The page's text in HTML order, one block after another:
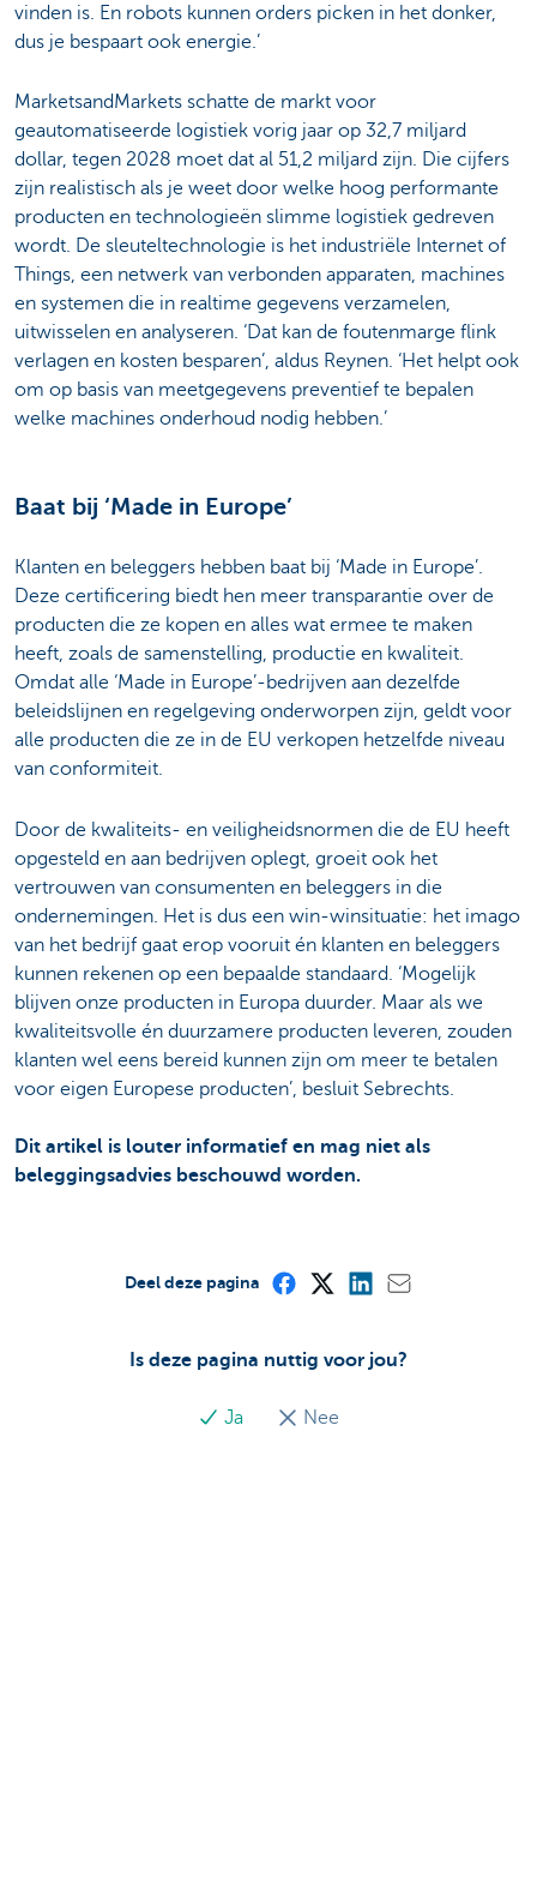
vinden is. En robots kunnen orders picken in het donker,
dus je bespaart ook energie.’
MarketsandMarkets schatte de markt voor
geautomatiseerde logistiek vorig jaar op 32,7 miljard
dollar, tegen 2028 moet dat al 51,2 miljard zijn. Die cijfers
zijn realistisch als je weet door welke hoog performante
producten en technologieën slimme logistiek gedreven
wordt. De sleuteltechnologie is het industriële Internet of
Things, een netwerk van verbonden apparaten, machines
en systemen die in realtime gegevens verzamelen,
uitwisselen en analyseren. ‘Dat kan de foutenmarge flink
verlagen en kosten besparen’, aldus Reynen. ‘Het helpt ook
om op basis van meetgegevens preventief te bepalen
welke machines onderhoud nodig hebben.’
Baat bij ‘Made in Europe’
Klanten en beleggers hebben baat bij ‘Made in Europe’.
Deze certificering biedt hen meer transparantie over de
producten die ze kopen en alles wat ermee te maken
heeft, zoals de samenstelling, productie en kwaliteit.
Omdat alle ‘Made in Europe’-bedrijven aan dezelfde
beleidslijnen en regelgeving onderworpen zijn, geldt voor
alle producten die ze in de EU verkopen hetzelfde niveau
van conformiteit.
Door de kwaliteits- en veiligheidsnormen die de EU heeft
opgesteld en aan bedrijven oplegt, groeit ook het
vertrouwen van consumenten en beleggers in die
ondernemingen. Het is dus een win-winsituatie: het imago
van het bedrijf gaat erop vooruit én klanten en beleggers
kunnen rekenen op een bepaalde standaard. ‘Mogelijk
blijven onze producten in Europa duurder. Maar als we
kwaliteitsvolle én duurzamere producten leveren, zouden
klanten wel eens bereid kunnen zijn om meer te betalen
voor eigen Europese producten’, besluit Sebrechts.
Dit artikel is louter informatief en mag niet als
beleggingsadvies beschouwd worden.
Is deze pagina nuttig voor jou?
Ja Nee
Deel deze pagina